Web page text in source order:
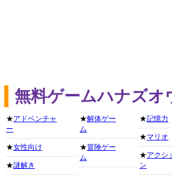
無料ゲームハナズオ
★アドベンチャ
ー
★女性向け
★謎解き
★解体ゲー
ム
★冒険ゲー
ム
★記憶力
★マリオ
★アクシ
ン